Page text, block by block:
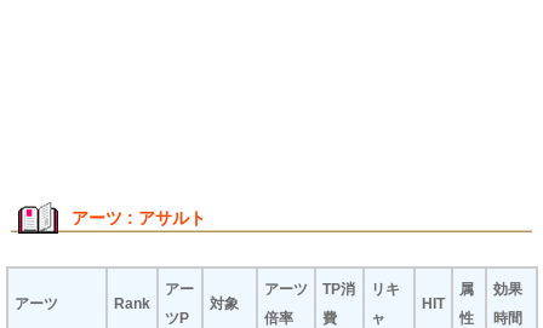
アーツ : アサルト
アーツ Rank
アー
ツP
対象
アーツ
倍率
TP消
費
リキ
ャ
HIT
属
性
効果
時間